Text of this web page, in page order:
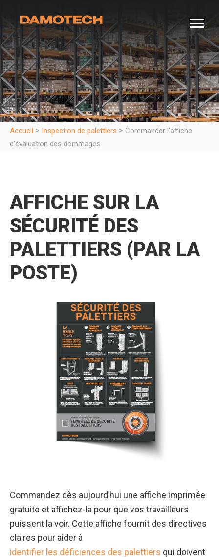
Accueil > Inspection de palettiers > Commander l'affiche
d'évaluation des dommages
AFFICHE SUR LA
SÉCURITÉ DES
PALETTIERS (PAR LA
POSTE)
Commandez dès aujourd’hui une affiche imprimée
gratuite et affichez-la pour que vos travailleurs
puissent la voir. Cette affiche fournit des directives
claires pour aider à
identifier les déficiences des palettiers qui doivent